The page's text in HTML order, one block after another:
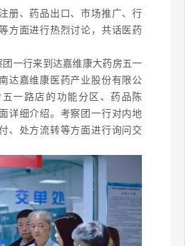
册、药品出口、市场推广、行
方面进行热烈讨论，共话医药
一行来到达嘉维康大药房五一
达嘉维康医药产业股份有限公
一路店的功能分区、药品陈
详细介绍。考察团一行对内地
、处方流转等方面进行询问交